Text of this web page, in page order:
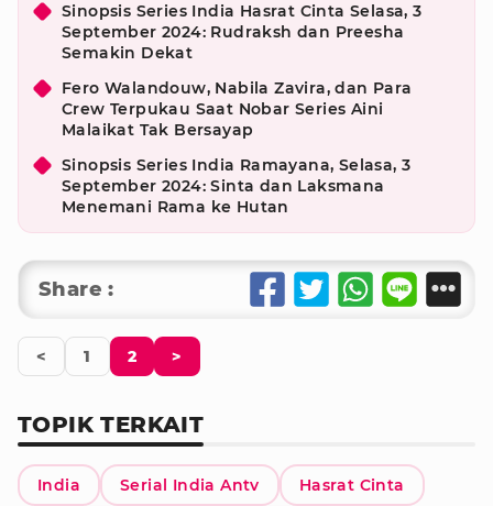
Sinopsis Series India Hasrat Cinta Selasa, 3
September 2024: Rudraksh dan Preesha
Semakin Dekat
Fero Walandouw, Nabila Zavira, dan Para
Crew Terpukau Saat Nobar Series Aini
Malaikat Tak Bersayap
Sinopsis Series India Ramayana, Selasa, 3
September 2024: Sinta dan Laksmana
Menemani Rama ke Hutan
Share :
< 1 2 >
TOPIK TERKAIT
India Serial India Antv Hasrat Cinta